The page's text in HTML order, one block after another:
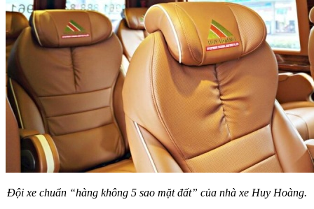
Đội xe chuẩn “hàng không 5 sao mặt đất” của nhà xe Huy Hoàng.